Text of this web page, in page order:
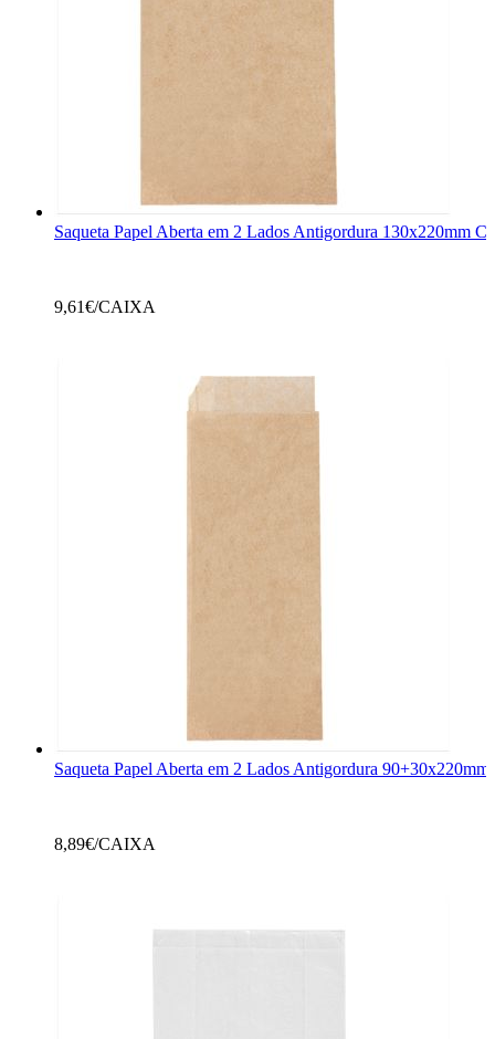
Saqueta Papel Aberta em 2 Lados Antigordura 130x220mm
9,61€/CAIXA
Saqueta Papel Aberta em 2 Lados Antigordura
8,89€/CAIXA